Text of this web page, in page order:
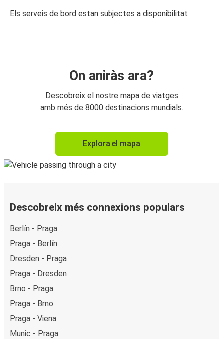
Els serveis de bord estan subjectes a disponibilitat
On aniràs ara?
Descobreix el nostre mapa de viatges
amb més de 8000 destinacions mundials.
Explora el mapa
Descobreix més connexions populars
Berlín - Praga
Praga - Berlín
Dresden - Praga
Praga - Dresden
Brno - Praga
Praga - Brno
Praga - Viena
Munic - Praga